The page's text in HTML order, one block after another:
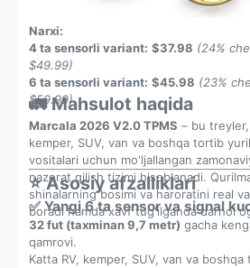
Narxi:
4 ta sensorli variant: $37.98 (24%
$49.99)
6 ta sensorli variant: $45.98 (23%
$59.99)
🚛 Mahsulot haqida
Marcala 2026 V2.0 TPMS – bu
kemper, SUV, van va boshqa tortib
vositalari uchun mo'ljallangan
nazorat qilish tizimi hisoblanadi.
shinalarning bosimi va haroratini real
boradi hamda xavf tug'ilganda darhol
⭐ Asosiy afzalliklari
✅ Yangi 6 ta sensor va signal
32 fut (taxminan 9,7 metr) gacha
qamrovi.
Katta RV, kemper, SUV, van va